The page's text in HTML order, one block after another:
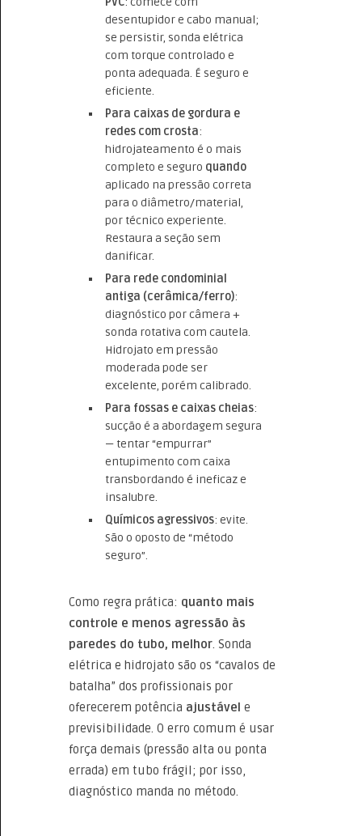
desentupidor e cabo manual;
se persistir, sonda elétrica
com torque controlado e
ponta adequada. É seguro e
eficiente.
Para caixas de gordura e
redes com crosta:
hidrojateamento é o mais
completo e seguro quando
aplicado na pressão correta
para o diâmetro/material,
por técnico experiente.
Restaura a seção sem
danificar.
Para rede condominial
antiga (cerâmica/ferro):
diagnóstico por câmera +
sonda rotativa com cautela.
Hidrojato em pressão
moderada pode ser
excelente, porém calibrado.
Para fossas e caixas cheias:
sucção é a abordagem segura
— tentar “empurrar”
entupimento com caixa
transbordando é ineficaz e
insalubre.
Químicos agressivos: evite.
São o oposto de “método
seguro”.
Como regra prática: quanto mais
controle e menos agressão às
paredes do tubo, melhor. Sonda
elétrica e hidrojato são os “cavalos de
batalha” dos profissionais por
oferecerem potência ajustável e
previsibilidade. O erro comum é usar
força demais (pressão alta ou ponta
errada) em tubo frágil; por isso,
diagnóstico manda no método.